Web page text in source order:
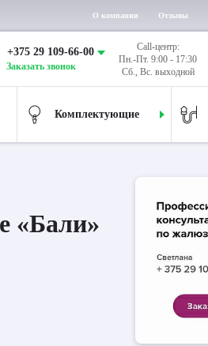
О компании Отзывы
+375 29 109-66-00
Заказать звонок
Call-центр:
Пн.-Пт. 9:00 - 17:30
Сб., Вс. выходной
Комплектующие
«Бали»